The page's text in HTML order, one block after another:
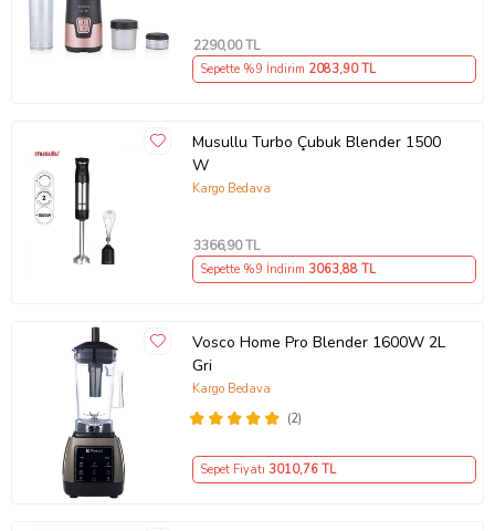
Ürün Kodu: kcm2917802
2290,00 TL
Sepette %9 İndirim 2083,90 TL
Musullu Turbo Çubuk Blender 1500
W
Kargo Bedava
3366,90 TL
Sepette %9 İndirim 3063,88 TL
Vosco Home Pro Blender 1600W 2L
Gri
(2)
Kargo Bedava
Sepet Fiyatı 3010,76 TL